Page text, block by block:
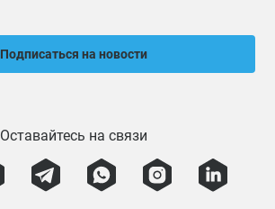
Подписаться на новости
Оставайтесь на связи